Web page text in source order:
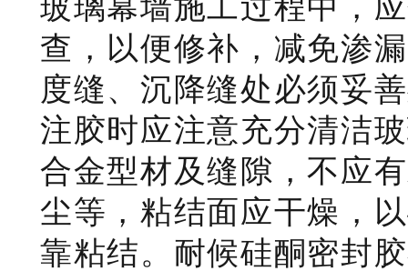
玻璃幕墙施工过程中，
查，以便修补，减免渗
度缝、沉降缝处必须妥
注胶时应注意充分清洁
合金型材及缝隙，不应
尘等，粘结面应干燥，
靠粘结。耐候硅酮密封